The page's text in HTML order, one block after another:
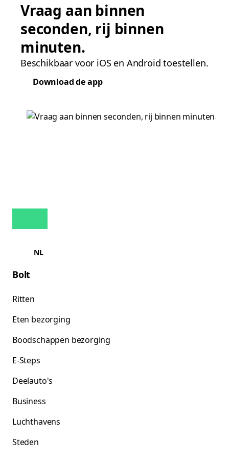
Vraag aan binnen
seconden, rij binnen
minuten.
Beschikbaar voor iOS en Android toestellen.
Download de app
NL
Bolt
Ritten
Eten bezorging
Boodschappen bezorging
E-Steps
Deelauto's
Business
Luchthavens
Steden